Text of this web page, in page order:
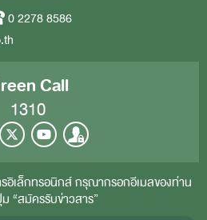
0 2278 8586
Call
1310
อิเล็กทรอนิกส์ กรุณากรอกอีเมลของท่าน
“สมัครรับข่าวสาร”